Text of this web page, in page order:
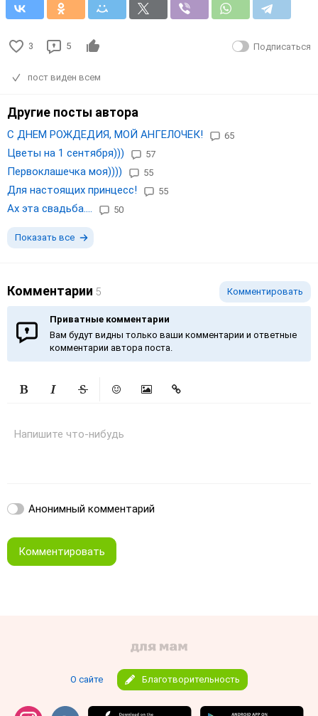
3 5 Подписаться
пост виден всем
Другие посты автора
С ДНЕМ РОЖДЕДИЯ, МОЙ АНГЕЛОЧЕК! 65
Цветы на 1 сентября))) 57
Первоклашечка моя)))) 55
Для настоящих принцесс! 55
Ах эта свадьба.... 50
Показать все
Комментарии 5 Комментировать
Приватные комментарии
Вам будут видны только ваши комментарии и ответные
комментарии автора поста.
Напишите что-нибудь
Анонимный комментарий
Комментировать
О сайте Благотворительность